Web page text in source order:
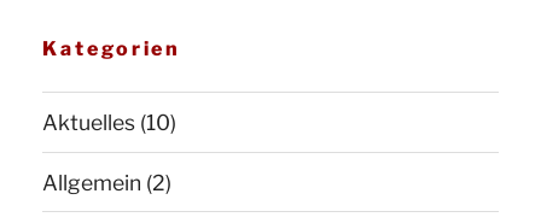
Kategorien
Aktuelles (10)
Allgemein (2)